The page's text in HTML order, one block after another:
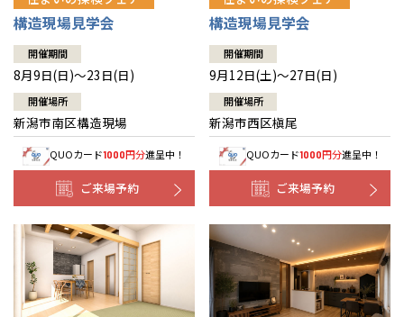
構造現場見学会
開催期間
8月9日(日)～23日(日)
開催場所
新潟市南区構造現場
QUOカード1000円分進呈中！
ご来場予約
構造現場見学会
開催期間
9月12日(土)～27日(日)
開催場所
新潟市西区槇尾
QUOカード1000円分進呈中！
ご来場予約